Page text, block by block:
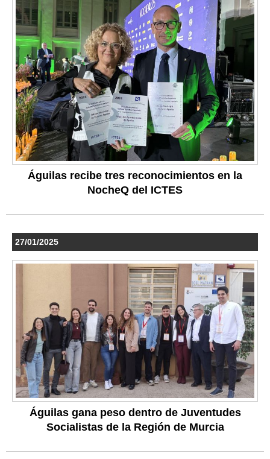
Águilas recibe tres reconocimientos en la
NocheQ del ICTES
27/01/2025
Águilas gana peso dentro de Juventudes
Socialistas de la Región de Murcia